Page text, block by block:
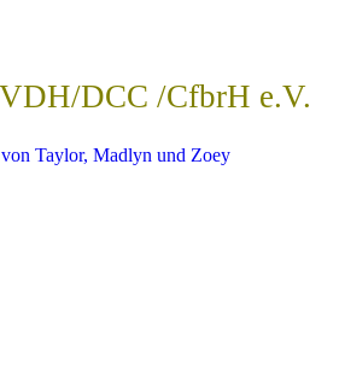
DCC /CfbrH e.V.
Taylor, Madlyn und Zoey